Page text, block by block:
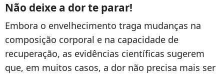
Não deixe a dor te parar!
Embora o envelhecimento traga mudanças na
composição corporal e na capacidade de
recuperação, as evidências científicas sugerem
que, em muitos casos, a dor não precisa mais ser